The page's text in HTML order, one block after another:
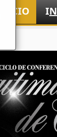
NICIO IN